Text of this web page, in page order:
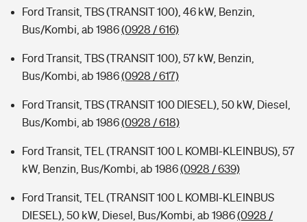
Ford Transit, TBS (TRANSIT 100), 46 kW, Benzin,
Bus/Kombi, ab 1986(0928 / 616)
Ford Transit, TBS (TRANSIT 100), 57 kW, Benzin,
Bus/Kombi, ab 1986(0928 / 617)
Ford Transit, TBS (TRANSIT 100 DIESEL), 50 kW, Diesel,
Bus/Kombi, ab 1986(0928 / 618)
Ford Transit, TEL (TRANSIT 100 L KOMBI-KLEINBUS), 57
kW, Benzin, Bus/Kombi, ab 1986(0928 / 639)
Ford Transit, TEL (TRANSIT 100 L KOMBI-KLEINBUS
DIESEL), 50 kW, Diesel, Bus/Kombi, ab 1986(0928 /